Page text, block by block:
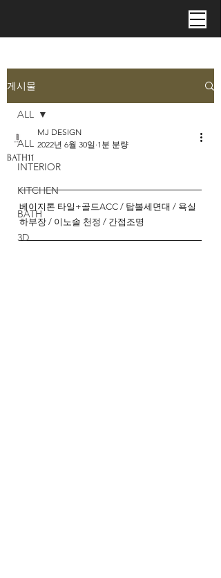
게시물
ALL
INTERIOR
KITCHEN
BATH
3D
ALL
BATH11
MJ DESIGN
2022년 6월 30일 1분 분량
베이지톤 타일+골드ACC / 탑볼세면대 / 욕실
하부장 / 이노솔 천정 / 간접조명